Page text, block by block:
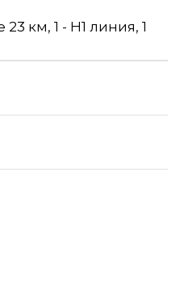
км, 1 - H1 линия, 1